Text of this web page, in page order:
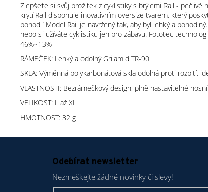
Zlepšete si svůj prožitek z cyklistiky s brýlemi Rail -
krytí Rail disponuje inovativním oversize tvarem, který
pohodlí Model Rail je navržený tak, aby byl lehký a
nebo si užíváte cyklistiku jen pro zábavu. Fototec
46%~13%
RÁMEČEK: Lehký a odolný Grilamid TR-90
SKLA: Výměnná polykarbonátová skla odolná proti rozbití,
VLASTNOSTI: Bezrámečkový design, plně nastavitelné
VELIKOST: L až XL
HMOTNOST: 32 g
Odebírat newsletter
Nezmeškejte žádné novinky či slevy!